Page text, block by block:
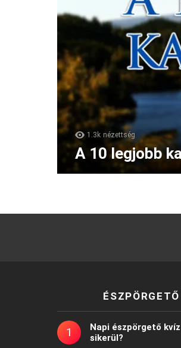
1.3k nézettség
A 10 legjobb
Napi észpörgető
sikerül?